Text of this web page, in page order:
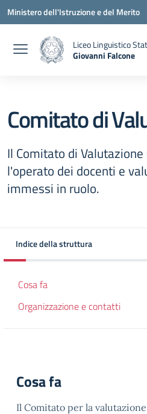
Vai ai contenuti
Vai al menu di navigazione
Vai al footer
Ministero dell'Istruzione e del Merito
Liceo Linguistico
Giovanni Falcone
Comitato di
Il Comitato di
l'operato dei docenti e
immessi in ruolo.
Indice della struttura
Cosa fa
Organizzazione e contatti
Cosa fa
Il Comitato per la